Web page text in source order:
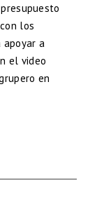
los
apoyar a
el video
en